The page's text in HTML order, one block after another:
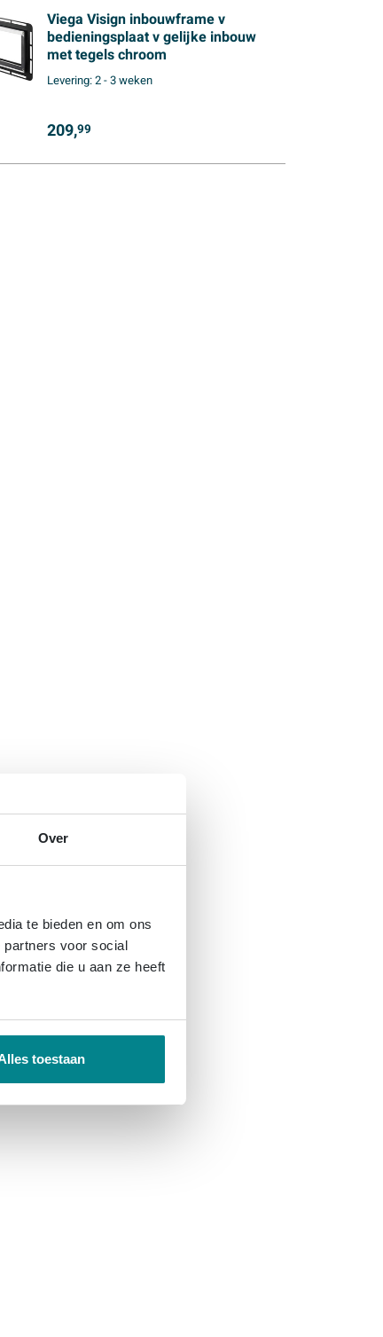
Over
te bieden en om ons
partners voor social
die u aan ze heeft
toestaan
Viega Visign inbouwframe v
bedieningsplaat v gelijke inbouw
met tegels chroom
Levering:2 - 3 weken
209,99